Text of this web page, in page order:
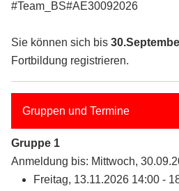
#Team_BS#AE30092026
Sie können sich bis
Fortbildung registrieren.
Gruppen und Termine
Gruppe 1
Anmeldung bis: Mittwoch,
Freitag, 13.11.2026 14:00 -